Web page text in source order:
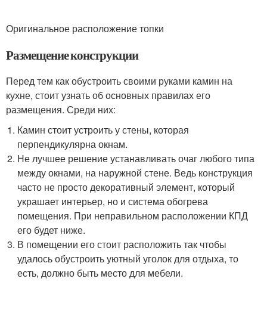
Оригинальное расположение топки
Размещение конструкции
Перед тем как обустроить своими руками камин на
кухне, стоит узнать об основных правилах его
размещения. Среди них:
Камин стоит устроить у стены, которая
перпендикулярна окнам.
Не лучшее решение устанавливать очаг любого типа
между окнами, на наружной стене. Ведь конструкция
часто не просто декоративный элемент, который
украшает интерьер, но и система обогрева
помещения. При неправильном расположении КПД
его будет ниже.
В помещении его стоит расположить так чтобы
удалось обустроить уютный уголок для отдыха, то
есть, должно быть место для мебели.